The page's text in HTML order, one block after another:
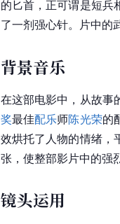
的匕首 ，正可谓是短
了一剂强心针。片中的
背景音乐
在这部电影中，从故事
奖最佳配乐师陈光荣的
效烘托了人物的情绪，
张，使整部影片中的强
镜头运用